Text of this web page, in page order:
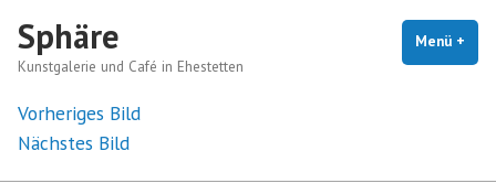
Inhalt
springen
Sphäre
Kunstgalerie und Café in Ehestetten
Menü +
Vorheriges Bild
Nächstes Bild